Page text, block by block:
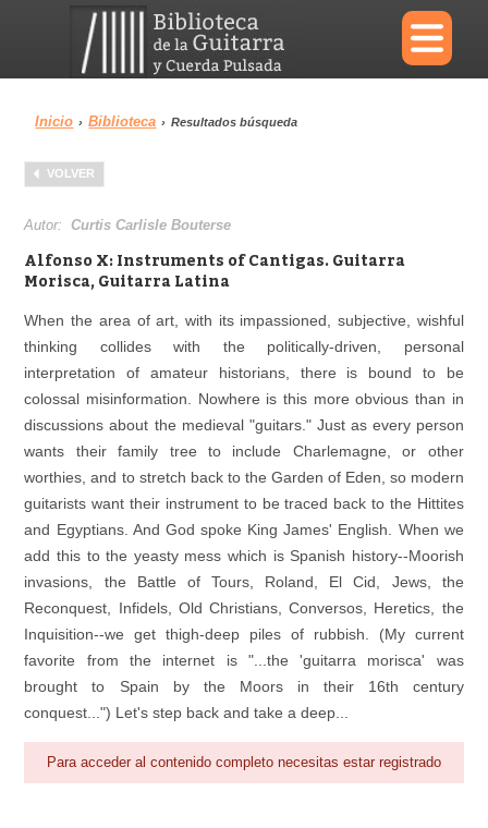
×
Menu
Biblioteca
Área personal Reproductor
Inicio › Biblioteca › Resultados búsqueda
VOLVER
Autor:Curtis Carlisle Bouterse
Alfonso X: Instruments of Cantigas. Guitarra
Morisca, Guitarra Latina
When the area of art, with its impassioned, subjective, wishful
thinking collides with the politically-driven, personal
interpretation of amateur historians, there is bound to be
colossal misinformation. Nowhere is this more obvious than in
discussions about the medieval "guitars." Just as every person
wants their family tree to include Charlemagne, or other
worthies, and to stretch back to the Garden of Eden, so modern
guitarists want their instrument to be traced back to the Hittites
and Egyptians. And God spoke King James' English. When we
add this to the yeasty mess which is Spanish history--Moorish
invasions, the Battle of Tours, Roland, El Cid, Jews, the
Reconquest, Infidels, Old Christians, Conversos, Heretics, the
Inquisition--we get thigh-deep piles of rubbish. (My current
favorite from the internet is "...the 'guitarra morisca' was
brought to Spain by the Moors in their 16th century
conquest...") Let's step back and take a deep...
Para acceder al contenido completo necesitas estar registrado